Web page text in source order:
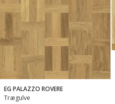
EG PALAZZO ROVERE
Trægulve